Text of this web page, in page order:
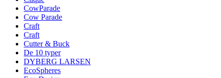
CowParade
Cow Parade
Craft
Craft
Cutter & Buck
De 10 typer
DYBERG LARSEN
EcoSpheres